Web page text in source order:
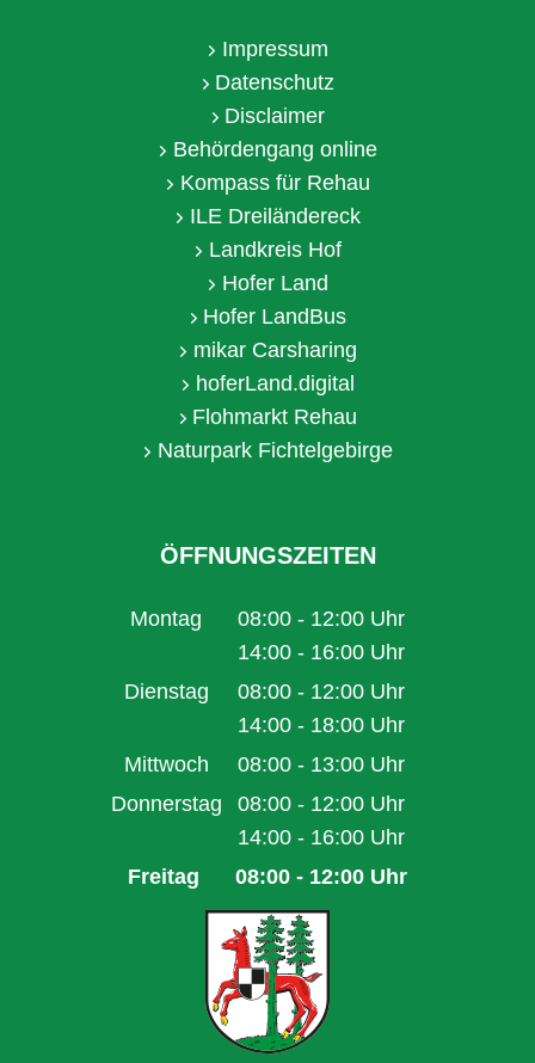
Impressum
Datenschutz
Disclaimer
Behördengang online
Kompass für Rehau
ILE Dreiländereck
Landkreis Hof
Hofer Land
Hofer LandBus
mikar Carsharing
hoferLand.digital
Flohmarkt Rehau
Naturpark Fichtelgebirge
ÖFFNUNGSZEITEN
Montag 08:00 - 12:00 Uhr
Von 08:00 bis 12:00 Uhr
14:00 - 16:00 Uhr
Von 14:00 bis 16:00 Uhr
Dienstag 08:00 - 12:00 Uhr
Von 08:00 bis 12:00 Uhr
14:00 - 18:00 Uhr
Von 14:00 bis 18:00 Uhr
Mittwoch 08:00 - 13:00 Uhr
Von 08:00 bis 13:00 Uhr
Donnerstag 08:00 - 12:00 Uhr
Von 08:00 bis 12:00 Uhr
14:00 - 16:00 Uhr
Von 14:00 bis 16:00 Uhr
Freitag 08:00 - 12:00 Uhr
Von 08:00 bis 12:00 Uhr